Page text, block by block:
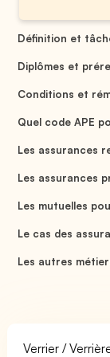
Définition et
Diplômes et
Conditions et
Quel code APE
Les assurances
Les assurances
Les mutuelles
Le cas des
Les autres
Verrier /